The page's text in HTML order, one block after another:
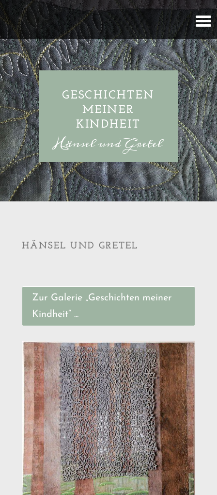
Seite wählen
GESCHICHTEN
MEINER
KINDHEIT
Hänsel und Gretel
HÄNSEL UND GRETEL
Zur Galerie „Geschichten meiner
Kindheit“ ...